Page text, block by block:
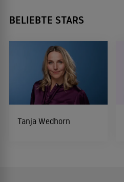
BELIEBTE STARS
Tanja Wedhorn